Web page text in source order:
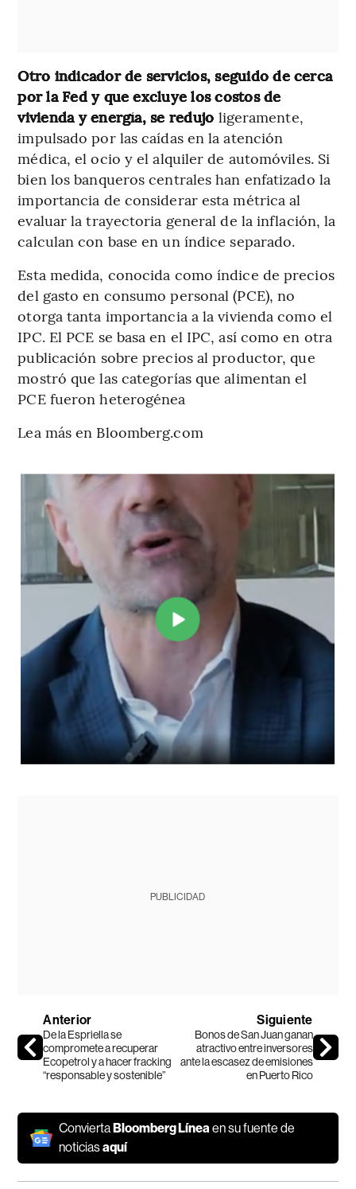
Otro indicador de servicios, seguido de cerca
por la Fed y que excluye los costos de
vivienda y energía, se redujo ligeramente,
impulsado por las caídas en la atención
médica, el ocio y el alquiler de automóviles. Si
bien los banqueros centrales han enfatizado la
importancia de considerar esta métrica al
evaluar la trayectoria general de la inflación, la
calculan con base en un índice separado.
Esta medida, conocida como índice de precios
del gasto en consumo personal (PCE), no
otorga tanta importancia a la vivienda como el
IPC. El PCE se basa en el IPC, así como en otra
publicación sobre precios al productor, que
mostró que las categorías que alimentan el
PCE fueron heterogénea
Lea más en Bloomberg.com
PUBLICIDAD
Anterior
De la Espriella se
compromete a recuperar
Ecopetrol y a hacer fracking
“responsable y sostenible”
Siguiente
Bonos de San Juan ganan
atractivo entre inversores
ante la escasez de emisiones
en Puerto Rico
ConviertaBloomberg Líneaen su fuente de
noticiasaquí